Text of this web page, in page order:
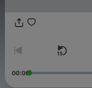
culpas y buscan
censura y un ambiente
Si te gusta explorar lo
bienvenid@ a tu nuevo
00:00